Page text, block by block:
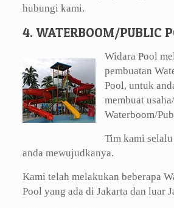
hubungi kami.
4. WATERBOOM/PUBLIC
Widara Pool
pembuatan
Pool, untuk
membuat
Waterboom/
Tim kami
anda mewujudkanya.
Kami telah melakukan beberapa
Pool yang ada di Jakarta dan luar